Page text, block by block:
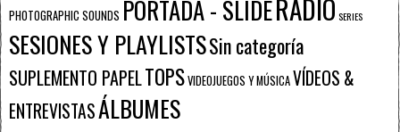
PHOTOGRAPHIC SOUNDS PORTADA - SLIDERADIO SERIES
SESIONES Y PLAYLISTSSin categoría
SUPLEMENTO PAPELTOPSVIDEOJUEGOS Y MÚSICAVÍDEOS &
ENTREVISTASÁLBUMES